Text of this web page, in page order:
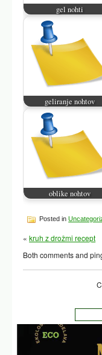
gel nohti
geliranje nohtov
oblike nohtov
Posted in
«kruh z drožmi recept
Both comments and